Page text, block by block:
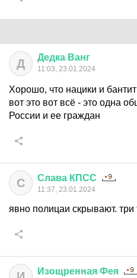
Д Дедка Ванг
11:03, 23.01.2024
Хорошо, что нацики и
вот это вот всё - это одна
России и ее граждан
С Слава КПСС
11:37, 23.01.2024
явно полицаи скрывают. три
Изощренная Фея